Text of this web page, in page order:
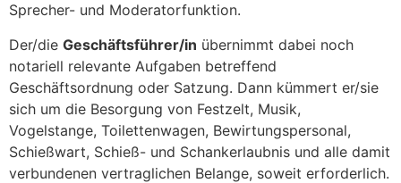
Sprecher- und Moderatorfunktion.
Der/die Geschäftsführer/in übernimmt dabei noch
notariell relevante Aufgaben betreffend
Geschäftsordnung oder Satzung. Dann kümmert er/sie
sich um die Besorgung von Festzelt, Musik,
Vogelstange, Toilettenwagen, Bewirtungspersonal,
Schießwart, Schieß- und Schankerlaubnis und alle damit
verbundenen vertraglichen Belange, soweit erforderlich.